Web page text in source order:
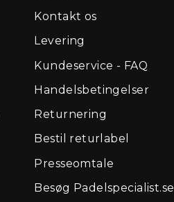
Kontakt os
Levering
Kundeservice - FAQ
Handelsbetingelser
Returnering
Bestil returlabel
Presseomtale
Besøg Padelspecialist.se